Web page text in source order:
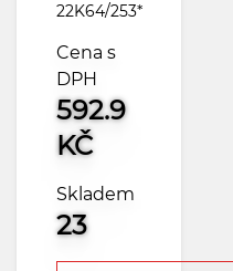
22K64/253*
Cena s
DPH
592.9
KČ
Skladem
23